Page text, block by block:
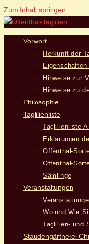
Zum Inhalt springen
Vorwort
Herkunft der
Hinweise zur
Hinweise zu
Philosophie
Taglilienliste
Taglilienliste
Erklärungen
Offenthal-
Offenthal-
Sämlinge
Veranstaltungen
Wo und Wie
Taglilien- und
Staudengärtnerei